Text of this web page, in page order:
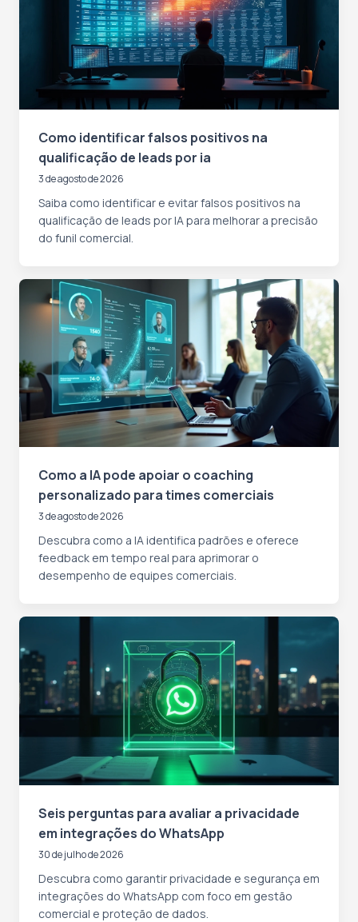
Como identificar falsos positivos na
qualificação de leads por ia
3 de agosto de 2026
Saiba como identificar e evitar falsos positivos na
qualificação de leads por IA para melhorar a precisão
do funil comercial.
Como a IA pode apoiar o coaching
personalizado para times comerciais
3 de agosto de 2026
Descubra como a IA identifica padrões e oferece
feedback em tempo real para aprimorar o
desempenho de equipes comerciais.
Seis perguntas para avaliar a privacidade
em integrações do WhatsApp
30 de julho de 2026
Descubra como garantir privacidade e segurança em
integrações do WhatsApp com foco em gestão
comercial e proteção de dados.